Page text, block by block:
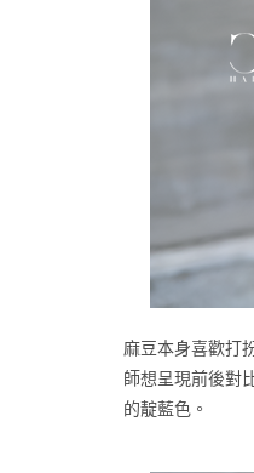
麻豆本身喜歡打
師想呈現前後對
的靛藍色。